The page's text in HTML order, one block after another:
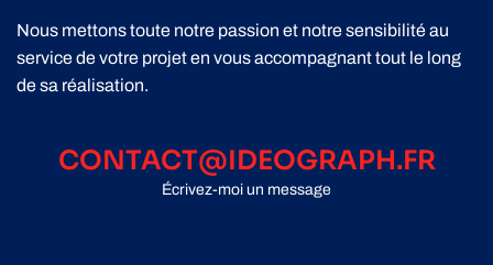
Nous mettons toute notre passion et notre sensibilité au
service de votre projet en vous accompagnant tout le long
de sa réalisation.
CONTACT@IDEOGRAPH.FR
Écrivez-moi un message